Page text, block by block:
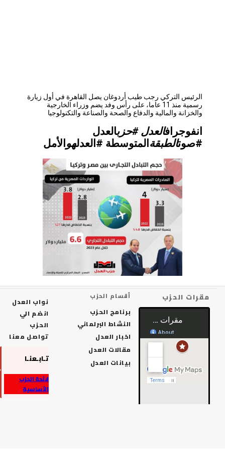
الرئيس التركي رجب طيب أردوغان يصل القاهرة في أول زيارة
رسمية منذ 11 عاما، على رأس وفد يضم وزراء الخارجية
والخزانة والمالية والدفاع والصحة والصناعة والتكنولوجيا
انفوجرافالعدل #حزبالعدل
#صوتالطبقةالمتوسطة #العدلهوالأمل
الحزب أقسام الحزب
برنامج الحزب
النشاط البرلماني
اخبار العدل
مقالات العدل
بيانات العدل
نواب العدل
انضم الي
تواصل معنا
تـابـعنـا
لائحة الحزب
الأساسية